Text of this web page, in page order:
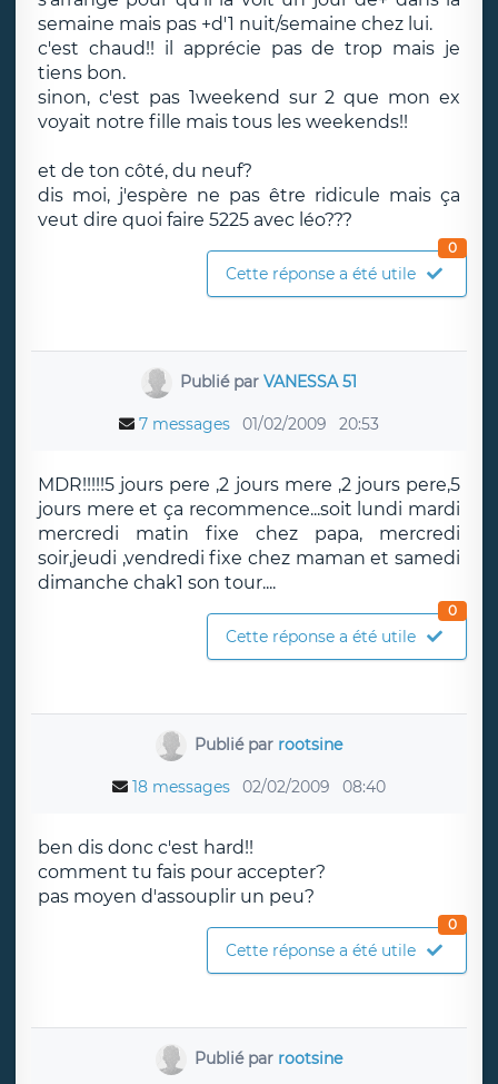
semaine mais pas +d'1 nuit/semaine chez lui.
c'est chaud!! il apprécie pas de trop mais je
tiens bon.
sinon, c'est pas 1weekend sur 2 que mon ex
voyait notre fille mais tous les weekends!!
et de ton côté, du neuf?
dis moi, j'espère ne pas être ridicule mais ça
veut dire quoi faire 5225 avec léo???
Cette réponse a été utile
0
Publié parVANESSA 51
7 messages 01/02/2009 20:53
MDR!!!!!5 jours pere ,2 jours mere ,2 jours pere,5
jours mere et ça recommence...soit lundi mardi
mercredi matin fixe chez papa, mercredi
soir,jeudi ,vendredi fixe chez maman et samedi
dimanche chak1 son tour....
Cette réponse a été utile
0
Publié par rootsine
18 messages 02/02/2009 08:40
ben dis donc c'est hard!!
comment tu fais pour accepter?
pas moyen d'assouplir un peu?
Cette réponse a été utile
0
Publié par rootsine